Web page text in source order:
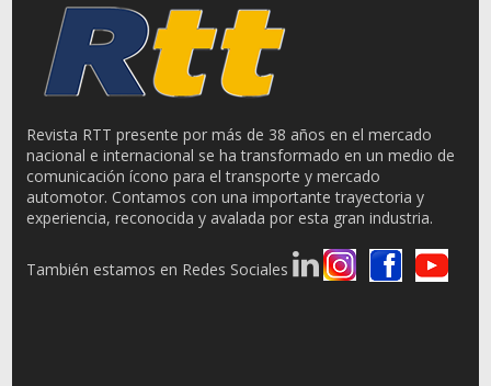
Revista RTT presente por más de 38 años en el mercado
nacional e internacional se ha transformado en un medio de
comunicación ícono para el transporte y mercado
automotor. Contamos con una importante trayectoria y
experiencia, reconocida y avalada por esta gran industria.
También estamos en Redes Sociales